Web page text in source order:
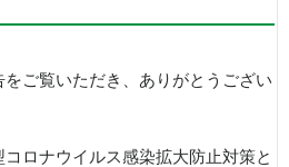
ご覧いただき、ありがとうござい
ロナウイルス感染拡大防止対策と